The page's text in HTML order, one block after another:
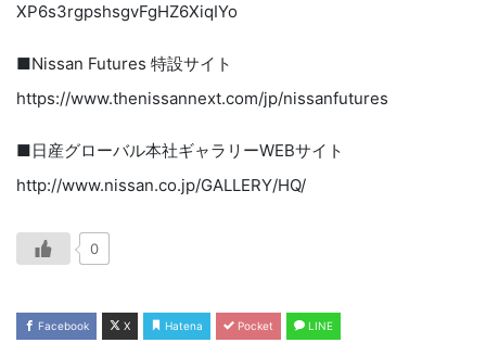
XP6s3rgpshsgvFgHZ6XiqIYo
■Nissan Futures 特設サイト
https://www.thenissannext.com/jp/nissanfutures
■日産グローバル本社ギャラリーWEBサイト
http://www.nissan.co.jp/GALLERY/HQ/
0
Facebook X Hatena Pocket LINE